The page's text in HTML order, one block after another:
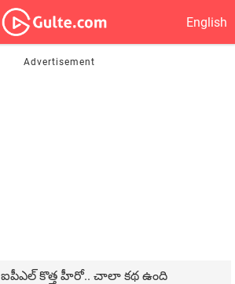
English
ఐపీఎల్ కొత్త హీరో.. చాలా కథ ఉంది